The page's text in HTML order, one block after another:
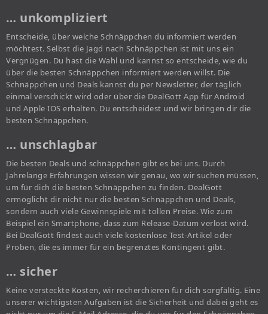
… unkompliziert
Entscheide, über welche Schnäppchen du informiert werden
möchtest. Selbst die Jagd nach Schnäppchen ist mit uns ein
Vergnügen. Du hast die Wahl und kannst so entscheide, wie du
über die besten Schnäppchen informiert werden willst. Die
Schnäppchen und Deals kannst du per Newsletter, der täglich
einmal verschickt wird oder über die DealGott App für Android
und Apple IOS erhalten. Du entscheidest und wir bringen dir die
besten Schnäppchen.
… unschlagbar
Die besten Deals und schnäppchen gibt es bei uns. Durch
Jahrelange Erfahrungen wissen wir genau, wo wir suchen müssen,
um für dich die besten Schnäppchen zu finden. DealGott
ermöglicht dir nicht nur die besten Schnäppchen und Deals,
sondern auch viele Gewinnspiele mit tollen Preise. Wie zum
Beispiel ein Smartphone, dass zum Release-Datum verlost wird.
Bei DealGott findest auch viele kostenlose Test-Artikel oder
Proben, die es immer für ein begrenztes Kontingent gibt.
… sicher
Keine versteckte Kosten, wir recherchieren für dich sorgfältig. Eine
unserer wichtigsten Aufgaben ist die Sicherheit und dabei geht es